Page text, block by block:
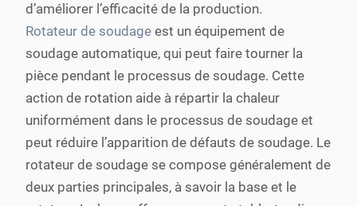
d’améliorer l’efficacité de la production.
Rotateur de soudage est un équipement de
soudage automatique, qui peut faire tourner la
pièce pendant le processus de soudage. Cette
action de rotation aide à répartir la chaleur
uniformément dans le processus de soudage et
peut réduire l’apparition de défauts de soudage. Le
rotateur de soudage se compose généralement de
deux parties principales, à savoir la base et le